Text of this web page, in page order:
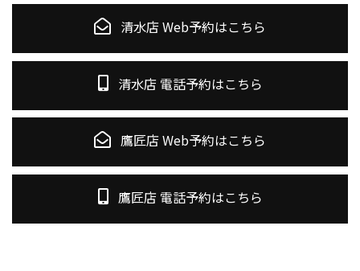
清水店 Web予約はこちら
清水店 電話予約はこちら
鷹匠店 Web予約はこちら
鷹匠店 電話予約はこちら